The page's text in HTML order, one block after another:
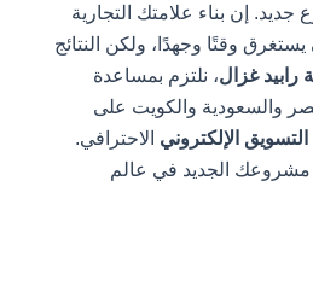
إن بناء علامتك التجارية
وقتًا وجهدًا، ولكن النتائج
غزال ، نلتزم بمساعدة
والسعودية والكويت على
الإلكترونيالاحترافي.
الجديد في عالم